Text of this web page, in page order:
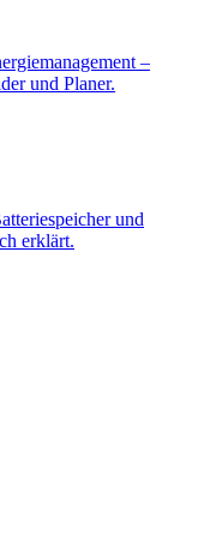
–
und Planer.
und
erklärt.